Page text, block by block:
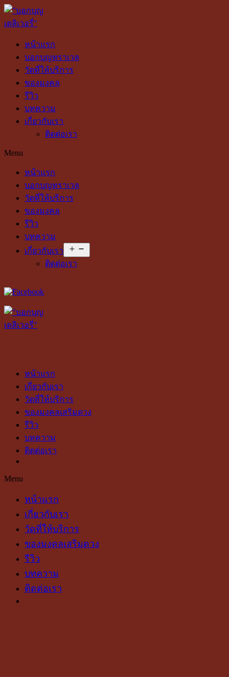
หน้าแรก
บอกบุญทราเวล
วัดที่ให้บริการ
ของมงคล
รีวิว
บทความ
เกี่ยวกับเรา
ติดต่อเรา
Menu
หน้าแรก
บอกบุญทราเวล
วัดที่ให้บริการ
ของมงคล
รีวิว
บทความ
เกี่ยวกับเรา
menu
ติดต่อเรา
หน้าแรก
เกี่ยวกับเรา
วัดที่ให้บริการ
ของมงคลเสริมดวง
รีวิว
บทความ
ติดต่อเรา
Menu
หน้าแรก
เกี่ยวกับเรา
วัดที่ให้บริการ
ของมงคลเสริมดวง
รีวิว
บทความ
ติดต่อเรา